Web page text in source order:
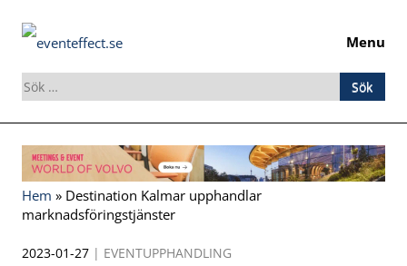
Menu
Sök
efter:
Skip
to
content
Hem » Destination Kalmar upphandlar
marknadsföringstjänster
2023-01-27 | EVENTUPPHANDLING